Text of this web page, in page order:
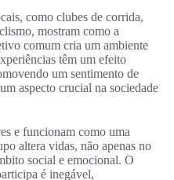
como clubes de corrida,
mostram como a
comum cria um ambiente
têm um efeito
um sentimento de
aspecto crucial na sociedade
e funcionam como uma
altera vidas, não apenas no
social e emocional. O
é inegável,